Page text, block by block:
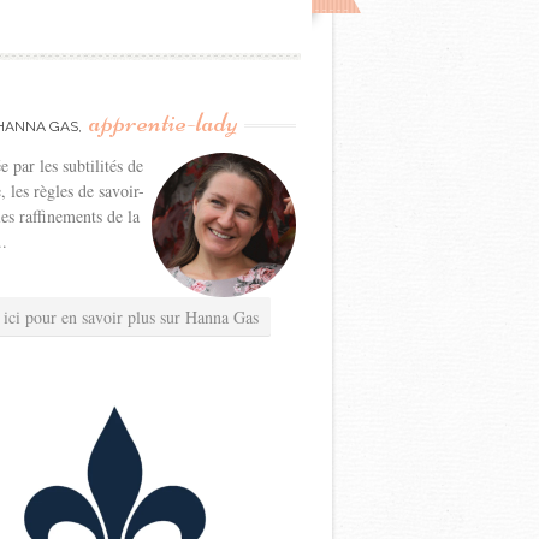
GAS, apprentie-lady
par les subtilités de
les règles de savoir-
raffinements de la
pour en savoir plus sur Hanna Gas